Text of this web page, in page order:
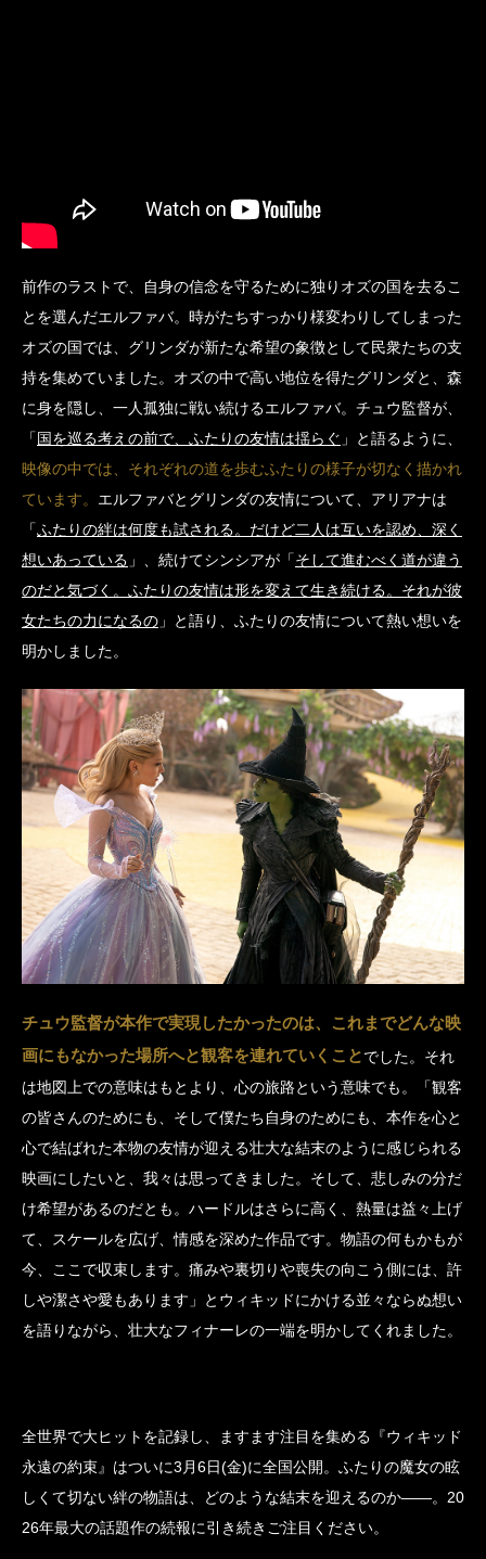
前作のラストで、自身の信念を守るために独りオズの国を去るこ
とを選んだエルファバ。時がたちすっかり様変わりしてしまった
オズの国では、グリンダが新たな希望の象徴として民衆たちの支
持を集めていました。オズの中で高い地位を得たグリンダと、森
に身を隠し、一人孤独に戦い続けるエルファバ。チュウ監督が、
「国を巡る考えの前で、ふたりの友情は揺らぐ 」と語るように、
映像の中では、それぞれの道を歩むふたりの様子が切なく描かれ
ています。 エルファバとグリンダの友情について、アリアナは
「ふたりの絆は何度も試される。だけど二人は互いを認め、深く
想いあっている 」、続けてシンシアが「そして進むべく道が違う
のだと気づく。ふたりの友情は形を変えて生き続ける。それが彼
女たちの力になるの 」と語り、ふたりの友情について熱い想いを
明かしました。
チュウ監督が本作で実現したかったのは、これまでどんな映
画にもなかった場所へと観客を連れていくことでした。それ
は地図上での意味はもとより、心の旅路という意味でも。「観客
の皆さんのためにも、そして僕たち自身のためにも、本作を心と
心で結ばれた本物の友情が迎える壮大な結末のように感じられる
映画にしたいと、我々は思ってきました。そして、悲しみの分だ
け希望があるのだとも。ハードルはさらに高く、熱量は益々上げ
て、スケールを広げ、情感を深めた作品です。物語の何もかもが
今、ここで収束します。痛みや裏切りや喪失の向こう側には、許
しや潔さや愛もあります」とウィキッドにかける並々ならぬ想い
を語りながら、壮大なフィナーレの一端を明かしてくれました。
全世界で大ヒットを記録し、ますます注目を集める『ウィキッド
永遠の約束』はついに3月6日(金)に全国公開。ふたりの魔女の眩
しくて切ない絆の物語は、どのような結末を迎えるのか――。20
26年最大の話題作の続報に引き続きご注目ください。